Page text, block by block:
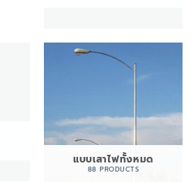
แบบเสาไฟทั้งหมด
88 PRODUCTS